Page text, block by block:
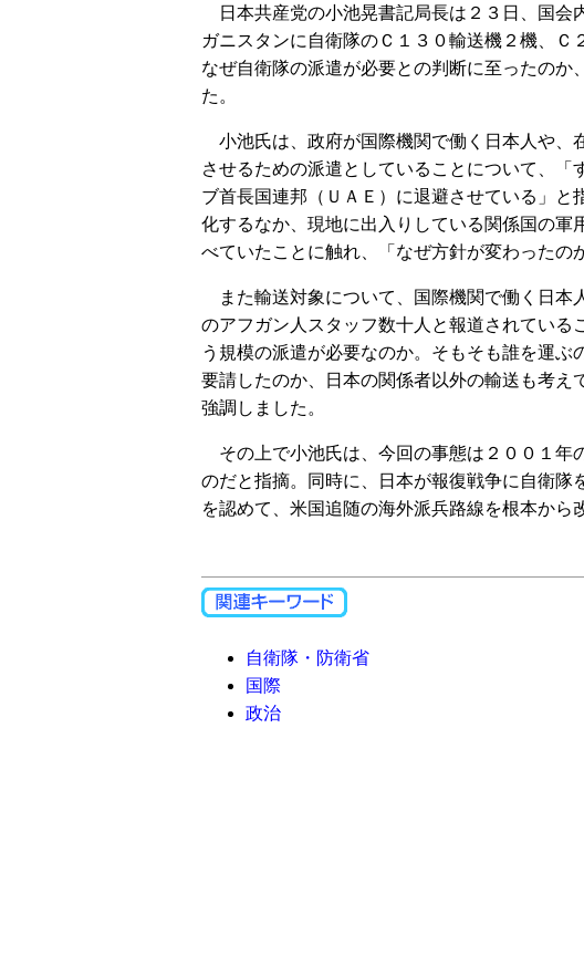
日本共産党の小池晃書記局長は２３日、国会
ガニスタンに自衛隊のＣ１３０輸送機２機、Ｃ
なぜ自衛隊の派遣が必要との判断に至ったの
た。
小池氏は、政府が国際機関で働く日本人や、
させるための派遣としていることについて、
ブ首長国連邦（ＵＡＥ）に退避させている」
化するなか、現地に出入りしている関係国の
べていたことに触れ、「なぜ方針が変わったの
また輸送対象について、国際機関で働く日本
のアフガン人スタッフ数十人と報道されてい
う規模の派遣が必要なのか。そもそも誰を運
要請したのか、日本の関係者以外の輸送も考え
強調しました。
その上で小池氏は、今回の事態は２００１年
のだと指摘。同時に、日本が報復戦争に自衛隊
を認めて、米国追随の海外派兵路線を根本から
自衛隊・防衛省
国際
政治